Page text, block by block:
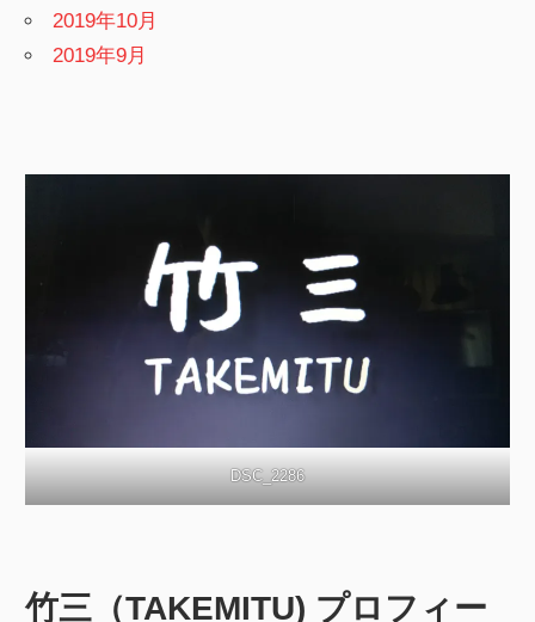
2019年10月
2019年9月
DSC_2286
竹三（TAKEMITU) プロフィー